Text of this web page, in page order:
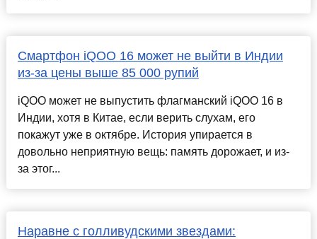
Смартфон iQOO 16 может не выйти в Индии
из-за цены выше 85 000 рупий
iQOO может не выпустить флагманский iQOO 16 в
Индии, хотя в Китае, если верить слухам, его
покажут уже в октябре. История упирается в
довольно неприятную вещь: память дорожает, и из-
за этог...
Наравне с голливудскими звездами: